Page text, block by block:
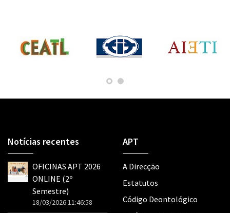
Notícias recentes
OFICINAS APT 2026
ONLINE (2º
Semestre)
18/03/2026 11:46:58
APT
A Direcção
Estatutos
Código Deontológico